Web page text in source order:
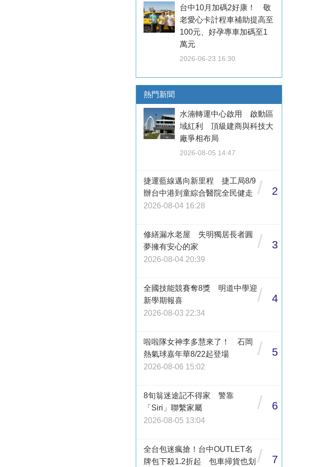
台中10月加碼2好康！ 敬
老愛心卡計程車補助提高至
100元、好孕專車加碼至1
萬元
2026-06-23 16:30
熱門新聞
水湳轉運中心啟用 啟動區
域紅利 頂級建商與科技大
廠爭相布局
2026-08-05 14:47
捷運藍線邁向新里程 捷工局8/9
辦台中港到童綜合醫院全民健走
2026-08-04 16:28
/ 2
修繕漏水老屋 失明獨居長者圓
夢擁有安心的家
2026-08-04 20:39
/ 3
全國技能競賽奪8獎 明道中學迎
新學期報喜
2026-08-03 22:34
/ 4
啦啦隊女神李多慧來了！ 石岡
熱氣球嘉年華8/22起登場
2026-08-06 15:02
/ 5
8旬翁迷途記不得家 警靠
「Siri」聯繫家屬
2026-08-05 13:04
/ 6
全台包迷瘋搶！台中OUTLET名
牌包下殺1.2折起 包車掃貨也划 / 7